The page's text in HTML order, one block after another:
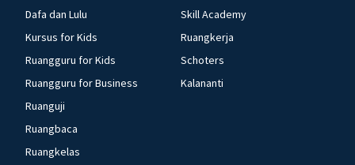
Dafa dan Lulu
Kursus for Kids
Ruangguru for Kids
Ruangguru for Business
Ruanguji
Ruangbaca
Ruangkelas
Skill Academy
Ruangkerja
Schoters
Kalananti